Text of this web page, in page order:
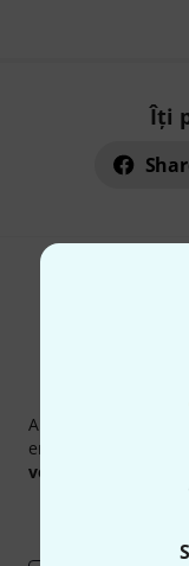
Îți
Abonați-vă la
engleză și, cu
voucherele
în